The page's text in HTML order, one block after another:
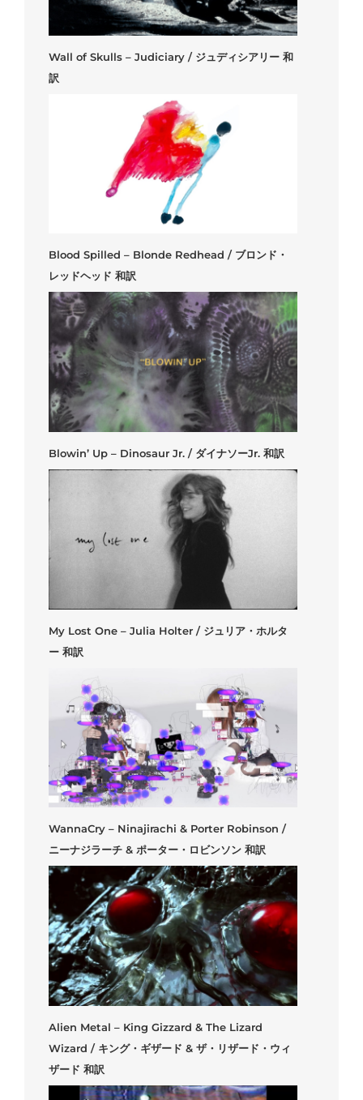
Wall of Skulls – Judiciary / ジュディシアリー 和
訳
Blood Spilled – Blonde Redhead / ブロンド・
レッドヘッド 和訳
Blowin’ Up – Dinosaur Jr. / ダイナソーJr. 和訳
My Lost One – Julia Holter / ジュリア・ホルタ
ー 和訳
WannaCry – Ninajirachi & Porter Robinson /
ニーナジラーチ & ポーター・ロビンソン 和訳
Alien Metal – King Gizzard & The Lizard
Wizard / キング・ギザード & ザ・リザード・ウィ
ザード 和訳